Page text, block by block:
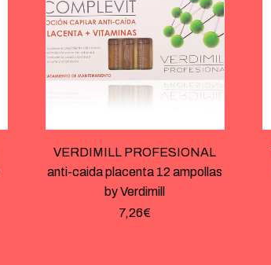
VERDIMILL PROFESIONAL
anti-caida placenta 12 ampollas
by Verdimill
7,26€